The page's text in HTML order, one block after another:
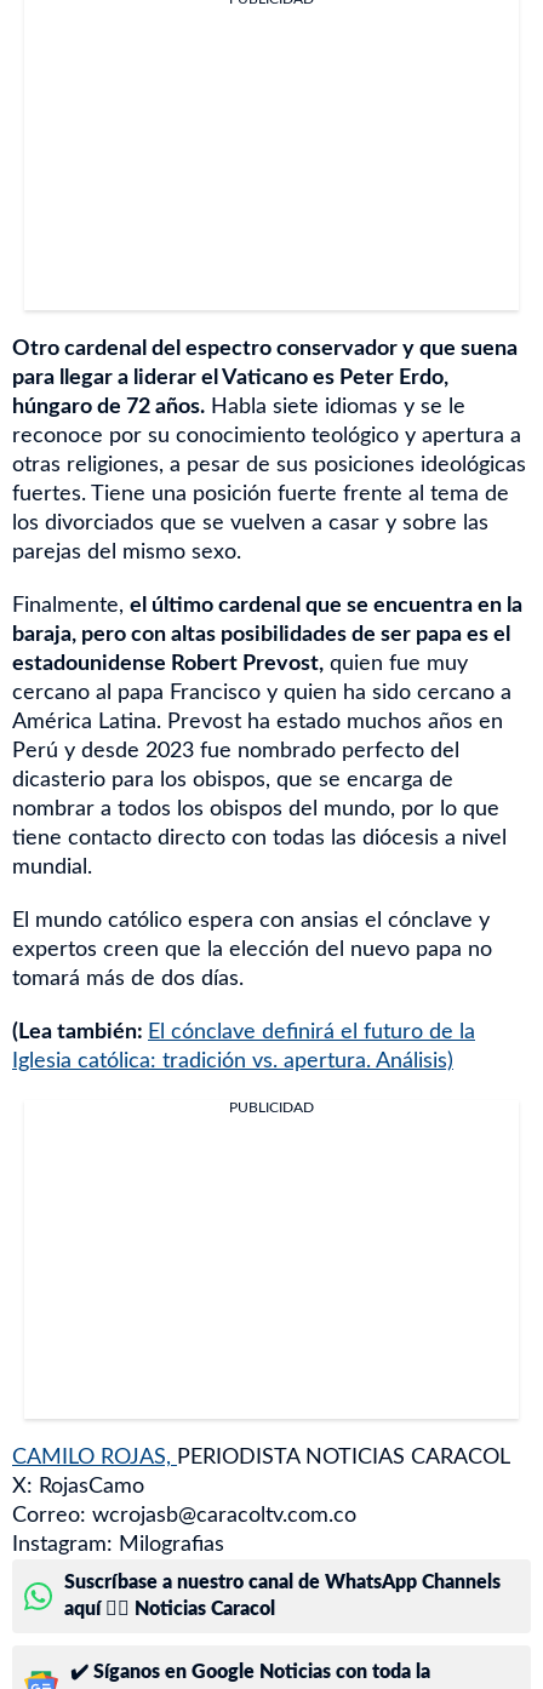
Otro cardenal del espectro conservador y que suena
para llegar a liderar el Vaticano es Peter Erdo,
húngaro de 72 años. Habla siete idiomas y se le
reconoce por su conocimiento teológico y apertura a
otras religiones, a pesar de sus posiciones ideológicas
fuertes. Tiene una posición fuerte frente al tema de
los divorciados que se vuelven a casar y sobre las
parejas del mismo sexo.
Finalmente, el último cardenal que se encuentra en la
baraja, pero con altas posibilidades de ser papa es el
estadounidense Robert Prevost, quien fue muy
cercano al papa Francisco y quien ha sido cercano a
América Latina. Prevost ha estado muchos años en
Perú y desde 2023 fue nombrado perfecto del
dicasterio para los obispos, que se encarga de
nombrar a todos los obispos del mundo, por lo que
tiene contacto directo con todas las diócesis a nivel
mundial.
El mundo católico espera con ansias el cónclave y
expertos creen que la elección del nuevo papa no
tomará más de dos días.
(Lea también: El cónclave definirá el futuro de la
Iglesia católica: tradición vs. apertura. Análisis)
PUBLICIDAD
CAMILO ROJAS, PERIODISTA NOTICIAS CARACOL
X: RojasCamo
Correo: wcrojasb@caracoltv.com.co
Instagram: Milografias
Suscríbase a nuestro canal de WhatsApp Channels
aquí 👉🏻 Noticias Caracol
✔️ Síganos en Google Noticias con toda la